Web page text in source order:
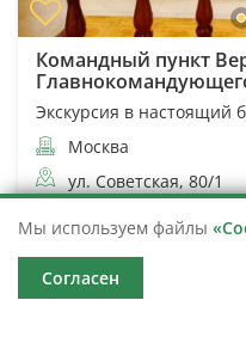
Командный пункт
Экскурсия в настоящий
Москва
ул. Советская, 80/1
от 1 000
Мы используем файлы
Согласен